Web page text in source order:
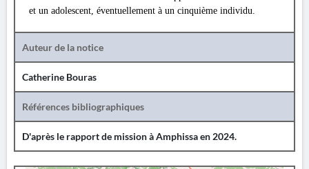
et un adolescent, éventuellement à un cinquième individu.
Auteur de la notice
Catherine Bouras
Références bibliographiques
D'après le rapport de mission à Amphissa en 2024.